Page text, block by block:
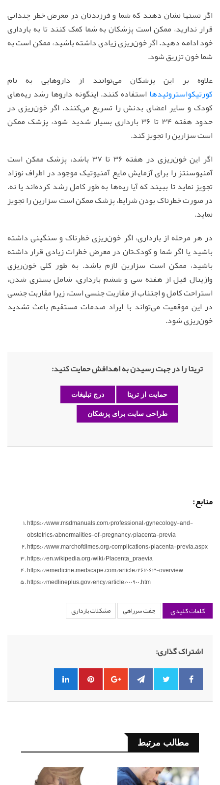
اگر تستها نشان دهند که شما و فرزندتان در معرض خطر چندانی
قرار ندارید، ممکن است پزشکان به شما کمک کنند تا به بارداری
خود ادامه دهید. اگر خون‌ریزی زیادی داشته باشید، ممکن است به
شما خون تزریق شود.
علاوه بر این پزشکان می‌توانند از داروهایی به نام
کورتیکواستروئیدها استفاده کنند. اینگونه داروها رشد ریه‌های
کودک و سایر اعضای بدنش را تسریع می‌کنند. اگر خون‌ریزی در
حدود هفته 34 تا 36 بارداری بسیار شدید شود، پزشک ممکن
است سزارین را تجویز کند.
اگر این خون‌ریزی در هفته 36 تا 37 باشد، پزشک ممکن است
آمنیوسنتز را برای آزمایش مایع آمنیوتیک موجود در اطراف نوزاد
تجویز نماید تا ببیند که آیا ریه‌ها به طور کامل رشد کرده‌اند یا نه.
در صورت خطرناک بودن شرایط، پزشک ممکن است سزارین را تجویز
نماید.
در هر مرحله از بارداری، اگر خون‌ریزی خطرناک و سنگینی داشته
باشید یا اگر شما و کودک‌تان در معرض خطرات زیادی قرار داشته
باشید، ممکن است سزارین لازم باشد. به طور کلی خون‌ریزی
واژینال قبل از هفته سی و ششم بارداری، شامل بستری شدن،
استراحت کامل و اجتناب از مقاربت جنسی است، زیرا مقاربت جنسی
در این موقعیت می‌تواند با ایراد صدمات مستقیم باعث تشدید
خون‌ریزی شود.
تریتا را در جهت رسیدن به اهدافش حمایت کنید:
حمایت از تریتا درج تبلیغات
طراحی سایت برای پزشکان
منابع:
https://www.msdmanuals.com/professional/gynecology-and-
obstetrics/abnormalities-of-pregnancy/placenta-previa
https://www.marchofdimes.org/complications/placenta-previa.aspx
https://en.wikipedia.org/wiki/Placenta_praevia
https://emedicine.medscape.com/article/262063-overview
https://medlineplus.gov/ency/article/000900.htm
کلمات کلیدی جفت سرراهی مشکلات بارداری
اشتراک گذاری:
مطالب مرتبط